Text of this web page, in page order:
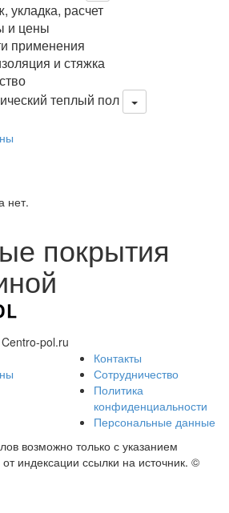
укладка, расчет
и цены
применения
и стяжка
теплый пол
нет.
покрытия
pol.ru
Контакты
Сотрудничество
Политика
конфиденциальности
Персональные данные
возможно только с указанием
индексации ссылки на источник. ©